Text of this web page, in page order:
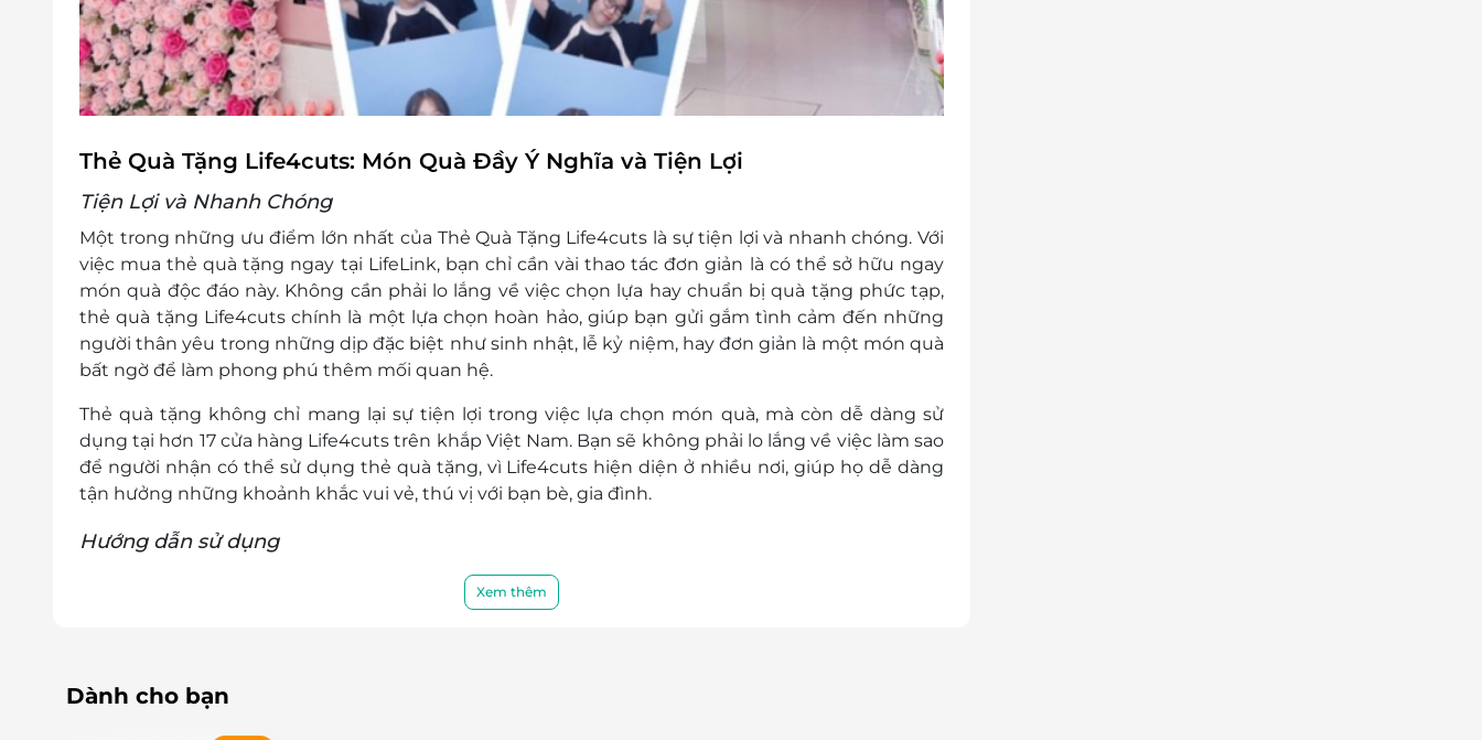
Thẻ Quà Tặng Life4cuts: Món Quà Đầy Ý Nghĩa và Tiện Lợi
Tiện Lợi và Nhanh Chóng
Một trong những ưu điểm lớn nhất của Thẻ Quà Tặng Life4cuts là sự tiện lợi và nhanh chóng. Với
việc mua thẻ quà tặng ngay tại LifeLink, bạn chỉ cần vài thao tác đơn giản là có thể sở hữu ngay
món quà độc đáo này. Không cần phải lo lắng về việc chọn lựa hay chuẩn bị quà tặng phức tạp,
thẻ quà tặng Life4cuts chính là một lựa chọn hoàn hảo, giúp bạn gửi gắm tình cảm đến những
người thân yêu trong những dịp đặc biệt như sinh nhật, lễ kỷ niệm, hay đơn giản là một món quà
bất ngờ để làm phong phú thêm mối quan hệ.
Thẻ quà tặng không chỉ mang lại sự tiện lợi trong việc lựa chọn món quà, mà còn dễ dàng sử
dụng tại hơn 17 cửa hàng Life4cuts trên khắp Việt Nam. Bạn sẽ không phải lo lắng về việc làm sao
để người nhận có thể sử dụng thẻ quà tặng, vì Life4cuts hiện diện ở nhiều nơi, giúp họ dễ dàng
tận hưởng những khoảnh khắc vui vẻ, thú vị với bạn bè, gia đình.
Hướng dẫn sử dụng
Xem thêm
Dành cho bạn